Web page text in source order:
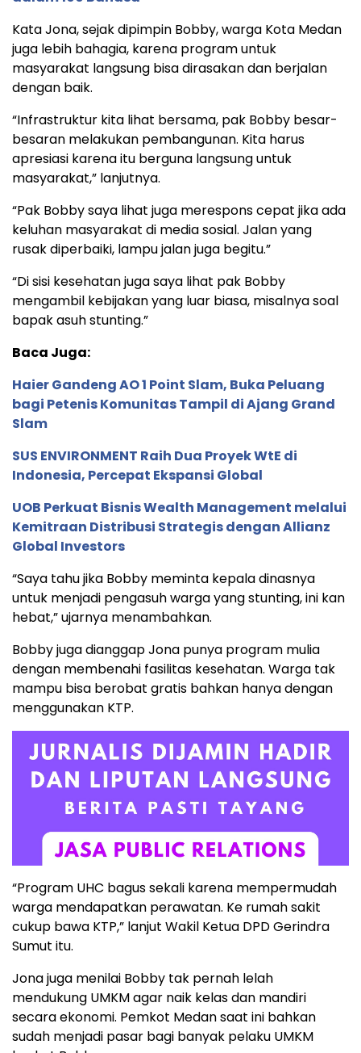
Kata Jona, sejak dipimpin Bobby, warga Kota Medan
juga lebih bahagia, karena program untuk
masyarakat langsung bisa dirasakan dan berjalan
dengan baik.
“Infrastruktur kita lihat bersama, pak Bobby besar-
besaran melakukan pembangunan. Kita harus
apresiasi karena itu berguna langsung untuk
masyarakat,” lanjutnya.
“Pak Bobby saya lihat juga merespons cepat jika ada
keluhan masyarakat di media sosial. Jalan yang
rusak diperbaiki, lampu jalan juga begitu.”
“Di sisi kesehatan juga saya lihat pak Bobby
mengambil kebijakan yang luar biasa, misalnya soal
bapak asuh stunting.”
Baca Juga:
Haier Gandeng AO 1 Point Slam, Buka Peluang
bagi Petenis Komunitas Tampil di Ajang Grand
Slam
SUS ENVIRONMENT Raih Dua Proyek WtE di
Indonesia, Percepat Ekspansi Global
UOB Perkuat Bisnis Wealth Management melalui
Kemitraan Distribusi Strategis dengan Allianz
Global Investors
“Saya tahu jika Bobby meminta kepala dinasnya
untuk menjadi pengasuh warga yang stunting, ini kan
hebat,” ujarnya menambahkan.
Bobby juga dianggap Jona punya program mulia
dengan membenahi fasilitas kesehatan. Warga tak
mampu bisa berobat gratis bahkan hanya dengan
menggunakan KTP.
“Program UHC bagus sekali karena mempermudah
warga mendapatkan perawatan. Ke rumah sakit
cukup bawa KTP,” lanjut Wakil Ketua DPD Gerindra
Sumut itu.
Jona juga menilai Bobby tak pernah lelah
mendukung UMKM agar naik kelas dan mandiri
secara ekonomi. Pemkot Medan saat ini bahkan
sudah menjadi pasar bagi banyak pelaku UMKM